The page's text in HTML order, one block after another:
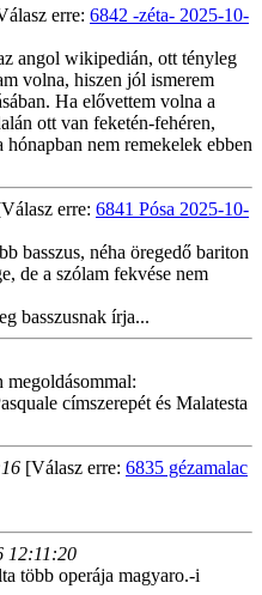
erre: 6842 -zéta- 2025-10-
angol wikipedián, ott tényleg
volna, hiszen jól ismerem
Ha elővettem volna a
ott van feketén-fehéren,
nem remekelek ebben
erre: 6841 Pósa 2025-10-
basszus, néha öregedő bariton
de a szólam fekvése nem
basszusnak írja...
megoldásommal:
címszerepét és Malatesta
[Válasz erre: 6835 gézamalac
12:11:20
több operája magyaro.-i